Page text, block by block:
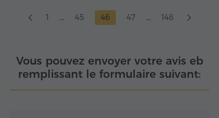
1 ... 45 46 47 ... 148
Vous pouvez envoyer votre avis eb
remplissant le formulaire suivant: